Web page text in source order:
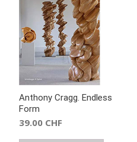
Anthony Cragg. Endless
Form
39.00 CHF